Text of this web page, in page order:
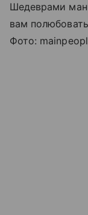
Шедеврами
вам
Фото: